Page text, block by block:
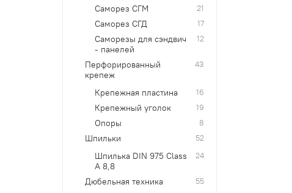
Саморез СГМ 21
Саморез СГД 17
Саморезы для сэндвич
- панелей
12
Перфорированный
крепеж
43
Крепежная пластина 16
Крепежный уголок 19
Опоры 8
Шпильки 52
Шпилька DIN 975 Class
A 8,8
24
Дюбельная техника 55